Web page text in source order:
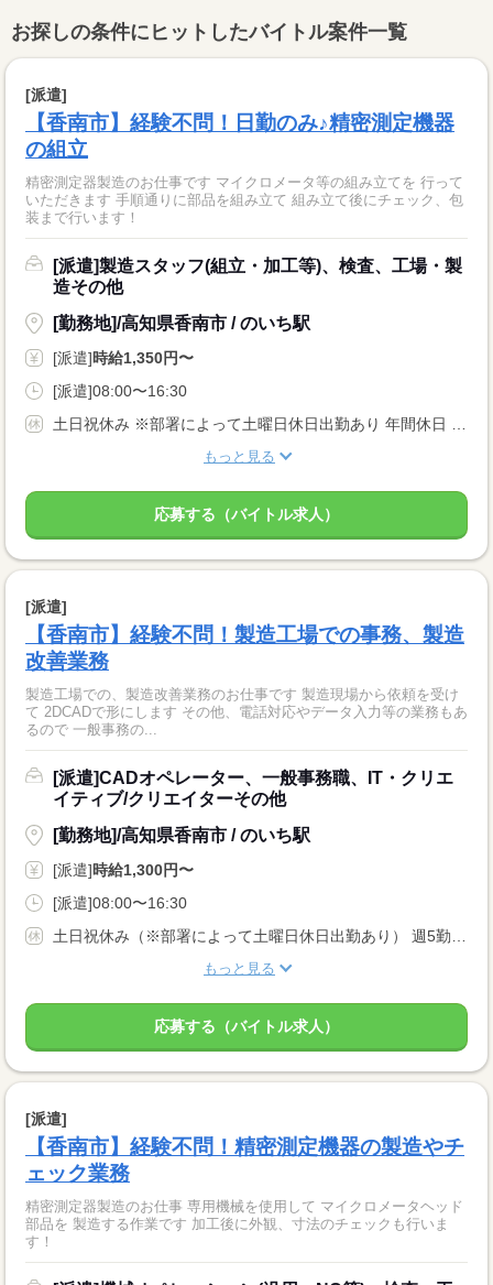
お探しの条件にヒットしたバイトル案件一覧
[派遣]
【香南市】経験不問！日勤のみ♪精密測定機器
の組立
精密測定器製造のお仕事です マイクロメータ等の組み立てを 行って
いただきます 手順通りに部品を組み立て 組み立て後にチェック、包
装まで行います！
[派遣]製造スタッフ(組立・加工等)、検査、工場・製
造その他
[勤務地]/高知県香南市 / のいち駅
[派遣]時給1,350円〜
[派遣]08:00〜16:30
もっと見る
応募する（バイトル求人）
[派遣]
【香南市】経験不問！製造工場での事務、製造
改善業務
製造工場での、製造改善業務のお仕事です 製造現場から依頼を受け
て 2DCADで形にします その他、電話対応やデータ入力等の業務もあ
るので 一般事務の...
[派遣]CADオペレーター、一般事務職、IT・クリエ
イティブ/クリエイターその他
[勤務地]/高知県香南市 / のいち駅
[派遣]時給1,300円〜
[派遣]08:00〜16:30
もっと見る
応募する（バイトル求人）
[派遣]
【香南市】経験不問！精密測定機器の製造やチ
ェック業務
精密測定器製造のお仕事 専用機械を使用して マイクロメータヘッド
部品を 製造する作業です 加工後に外観、寸法のチェックも行いま
す！